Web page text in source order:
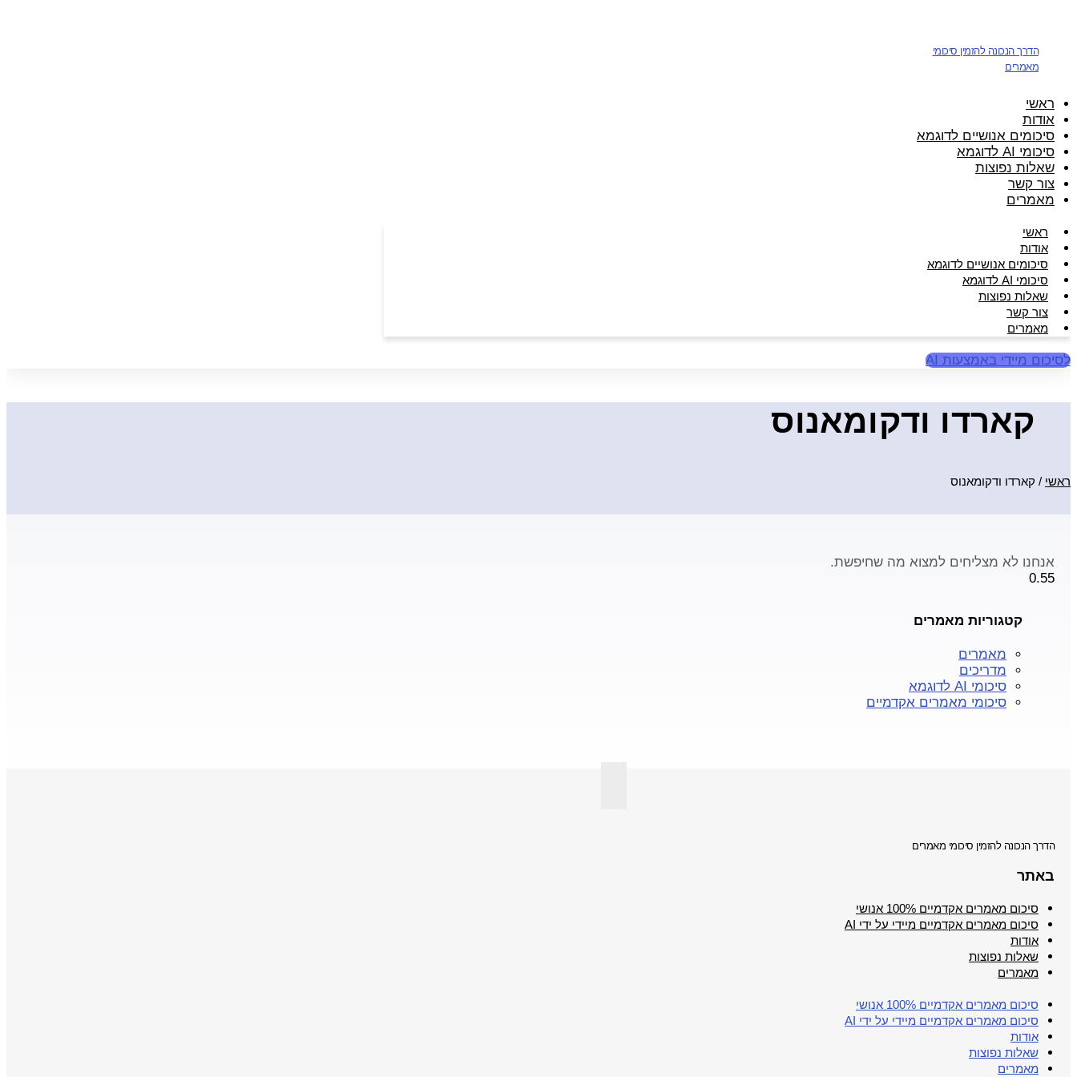
הדרך הנכונה להזמין סיכומי
מאמרים
ראשי
אודות
סיכומים אנושיים לדוגמא
סיכומי AI לדוגמא
שאלות נפוצות
צור קשר
מאמרים
ראשי
אודות
סיכומים אנושיים לדוגמא
סיכומי AI לדוגמא
שאלות נפוצות
צור קשר
מאמרים
לסיכום מיידי באמצעות AI
קארדו ודקומאנוס
ראשי / קארדו ודקומאנוס
אנחנו לא מצליחים למצוא מה שחיפשת.
קטגוריות מאמרים
מאמרים
מדריכים
סיכומי AI לדוגמא
סיכומי מאמרים אקדמיים
הדרך הנכונה להזמין סיכומי מאמרים
באתר
סיכום מאמרים אקדמיים 100% אנושי
סיכום מאמרים אקדמיים מיידי על ידי AI
אודות
שאלות נפוצות
מאמרים
סיכום מאמרים אקדמיים 100% אנושי
סיכום מאמרים אקדמיים מיידי על ידי AI
אודות
שאלות נפוצות
מאמרים